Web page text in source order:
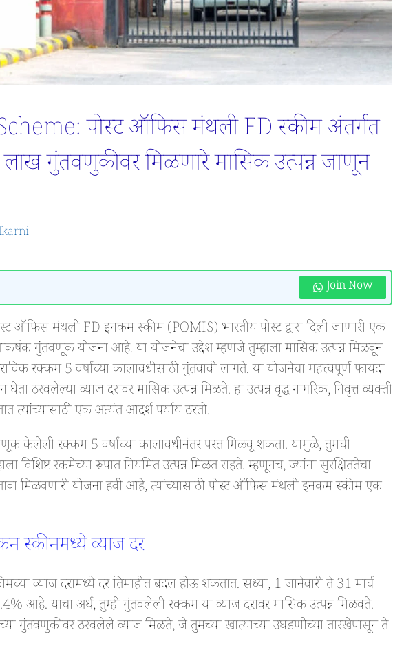
पोस्ट ऑफिस मंथली FD स्कीम अंतर्गत
गुंतवणुकीवर मिळणारे मासिक उत्पन्न जाणून
Join Now
ऑफिस मंथली FD इनकम स्कीम (POMIS) भारतीय पोस्ट द्वारा दिली जाणारी एक
गुंतवणूक योजना आहे. या योजनेचा उद्देश म्हणजे तुम्हाला मासिक उत्पन्न मिळवून
रक्कम 5 वर्षांच्या कालावधीसाठी गुंतवावी लागते. या योजनेचा महत्त्वपूर्ण फायदा
ठरवलेल्या व्याज दरावर मासिक उत्पन्न मिळते. हा उत्पन्न वृद्ध नागरिक, निवृत्त व्यक्ती
एक अत्यंत आदर्श पर्याय ठरतो.
केलेली रक्कम 5 वर्षांच्या कालावधीनंतर परत मिळवू शकता. यामुळे, तुमची
विशिष्ट रकमेच्या रूपात नियमित उत्पन्न मिळत राहते. म्हणूनच, ज्यांना सुरक्षिततेचा
मिळवणारी योजना हवी आहे, त्यांच्यासाठी पोस्ट ऑफिस मंथली इनकम स्कीम एक
स्कीममध्ये व्याज दर
व्याज दरामध्ये दर तिमाहीत बदल होऊ शकतात. सध्या, 1 जानेवारी ते 31 मार्च
आहे. याचा अर्थ, तुम्ही गुंतवलेली रक्कम या व्याज दरावर मासिक उत्पन्न मिळवते.
गुंतवणुकीवर ठरवलेले व्याज मिळते, जे तुमच्या खात्याच्या उघडणीच्या तारखेपासून ते